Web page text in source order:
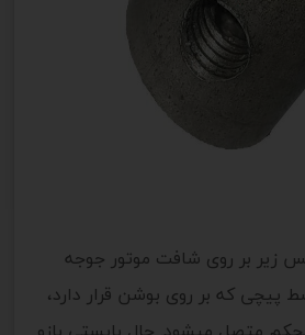
زیر بر روی شافت موتور جوجه
پیچی که بر روی بوشن قرار دارد،